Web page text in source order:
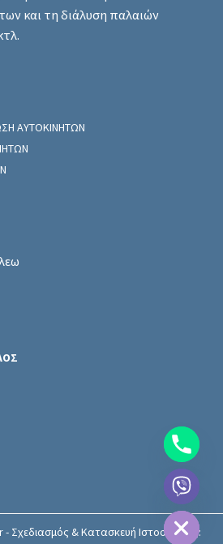
και τη διάλυση παλαιών
ΑΥΤΟΚΙΝΗΤΩΝ
Σχεδιασμός & Κατασκευή Ιστοσελίδας:
Hide
chaty